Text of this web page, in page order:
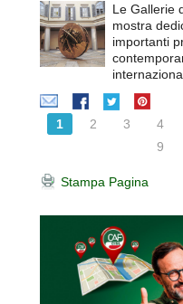
Le Gallerie
mostra
importanti
1 2 3 4
9
Stampa Pagina